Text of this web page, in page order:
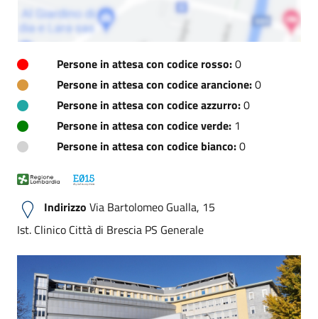
Persone in attesa con codice rosso:0
Persone in attesa con codice arancione:0
Persone in attesa con codice azzurro:0
Persone in attesa con codice verde: 1
Persone in attesa con codice bianco:0
Indirizzo Via Bartolomeo Gualla, 15
Ist. Clinico Città di Brescia PS Generale